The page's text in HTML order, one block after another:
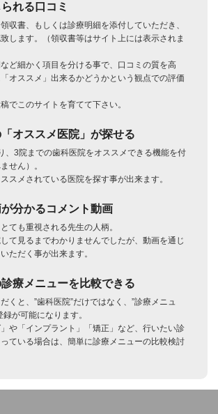
れる口コミ
収書、もしくは診療明細を添付していただき、
します。（領収書等はサイト上には表示されま
ど細かく項目を分ける事で、口コミの質を高
オススメ」出来るかどうかという観点での評価
でこのサイトを育てて下さい。
オススメ医院」が探せる
、3院までの歯科医院をオススメできる機能を付
せん）。
スメされている医院を探す事が出来ます。
分かるコメント動画
ても重視される先生の人柄。
て見るまでわかりませんでしたが、動画を通じ
ただく事が出来ます。
療メニューを比較できる
くと、”歯科医院”だけではなく、”診療メニュ
が可能になります。
」や「インプラント」「矯正」など、行いたい診
ている場合は、簡単に診療メニューの比較検討